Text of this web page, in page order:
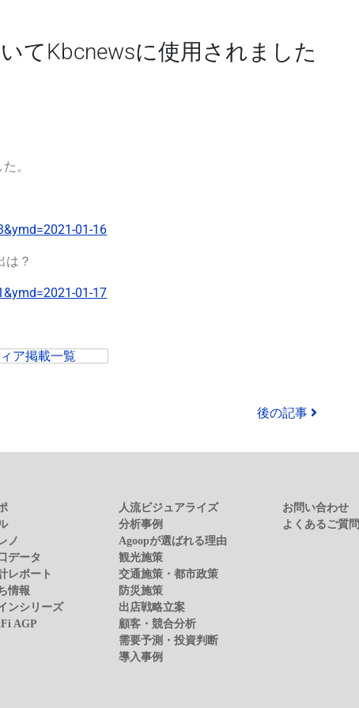
てKbcnewsに使用されました
。
01-16
？
01-17
ア掲載一覧
後の記事
ノ
データ
レポート
情報
ンシリーズ
AGP
人流ビジュアライズ
分析事例
Agoopが選ばれる理由
観光施策
交通施策・都市政策
防災施策
出店戦略立案
顧客・競合分析
需要予測・投資判断
導入事例
お問い合わせ
よくあるご質問